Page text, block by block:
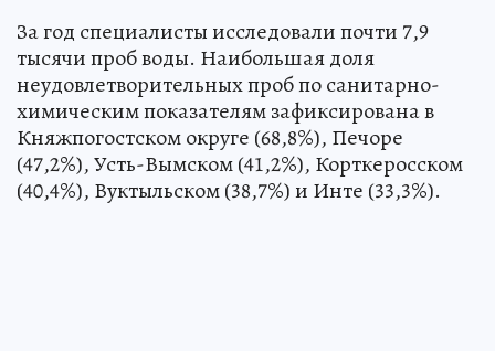
За год специалисты исследовали почти 7,9
тысячи проб воды. Наибольшая доля
неудовлетворительных проб по санитарно-
химическим показателям зафиксирована в
Княжпогостском округе (68,8%), Печоре
(47,2%), Усть-Вымском (41,2%), Корткеросском
(40,4%), Вуктыльском (38,7%) и Инте (33,3%).